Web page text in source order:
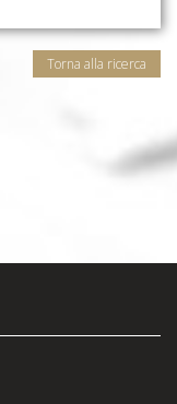
Torna alla ricerca